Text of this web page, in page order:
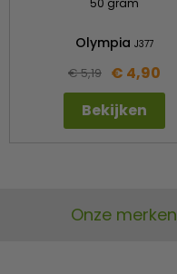
50 gram
Olympia J377
€ 5,19 € 4,90
Bekijken
Onze merken